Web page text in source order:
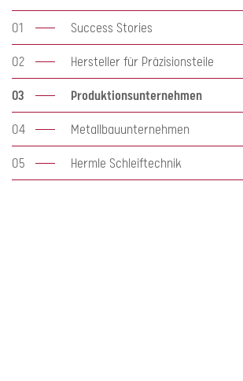
01 Success Stories
02 Hersteller für Präzisionsteile
03 Produktionsunternehmen
04 Metallbauunternehmen
05 Hermle Schleiftechnik